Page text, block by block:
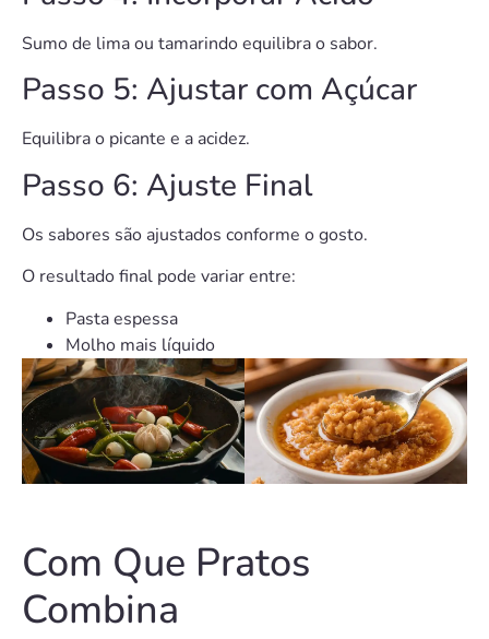
Sumo de lima ou tamarindo equilibra o sabor.
Passo 5: Ajustar com Açúcar
Equilibra o picante e a acidez.
Passo 6: Ajuste Final
Os sabores são ajustados conforme o gosto.
O resultado final pode variar entre:
Pasta espessa
Molho mais líquido
Com Que Pratos
Combina